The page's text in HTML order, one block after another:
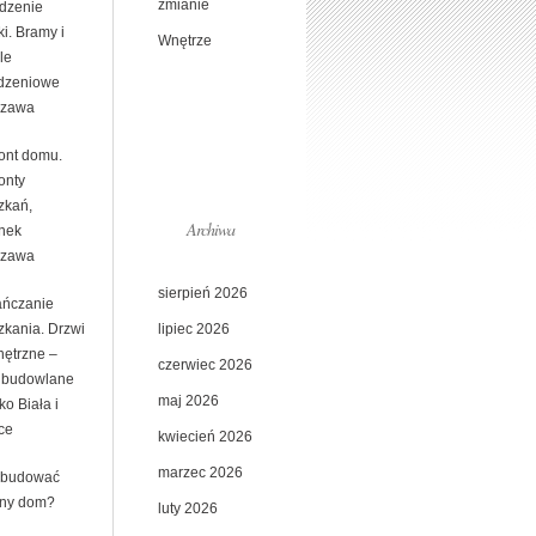
Bramy i
domu.
Drzwi
–
Biała i
dom?
zmianie
Wnętrze
Archiwa
sierpień 2026
lipiec 2026
czerwiec 2026
maj 2026
kwiecień 2026
marzec 2026
luty 2026